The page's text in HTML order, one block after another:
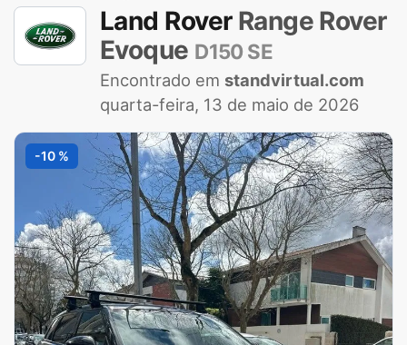
Land Rover Range Rover
Evoque D150 SE
Encontrado em standvirtual.com
quarta-feira, 13 de maio de 2026
-10 %